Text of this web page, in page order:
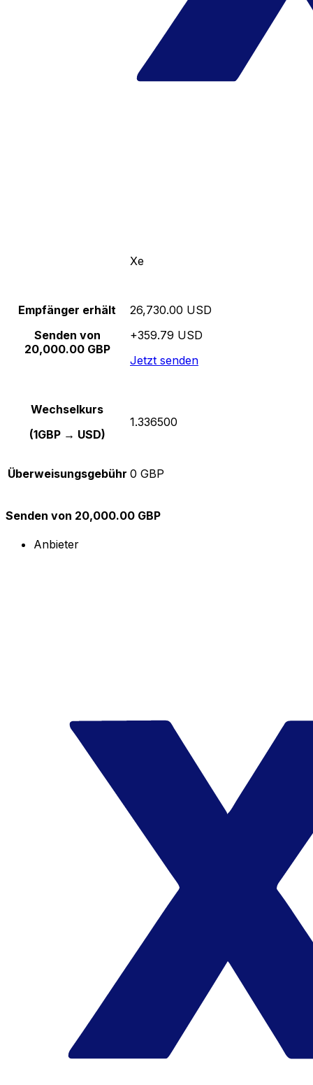
Xe
Empfänger erhält
Senden von
20,000.00 GBP
26,730.00 USD
+359.79 USD
Jetzt senden
Wechselkurs
(1GBP → USD)
1.336500
Überweisungsgebühr 0 GBP
Senden von 20,000.00 GBP
Anbieter